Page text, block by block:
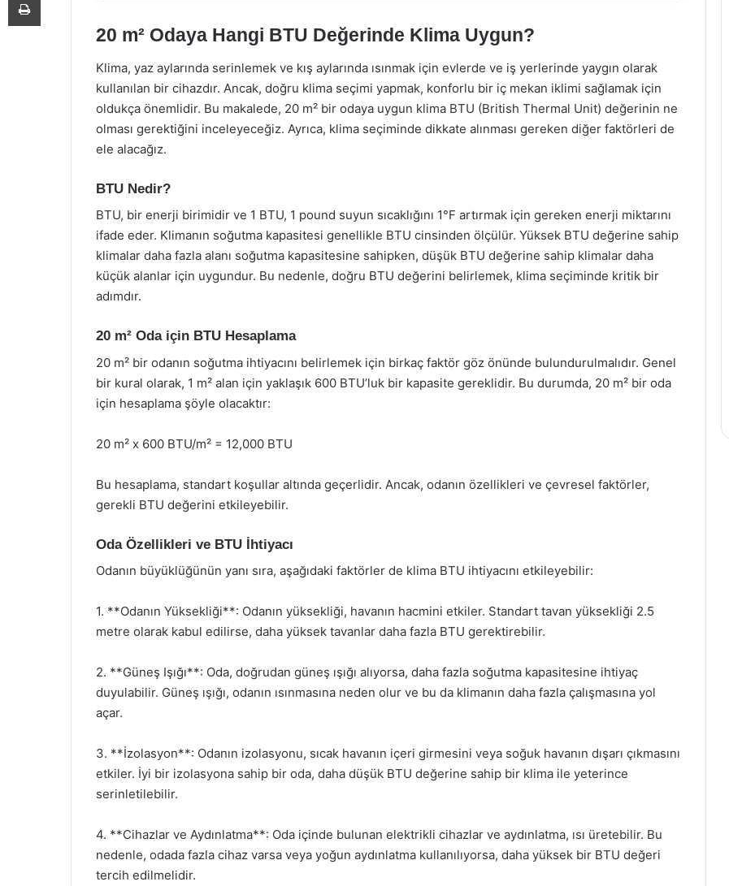
20 m² Odaya Hangi BTU Değerinde Klima Uygun?
Klima, yaz aylarında serinlemek ve kış aylarında ısınmak için evlerde ve iş yerlerinde yaygın olarak
kullanılan bir cihazdır. Ancak, doğru klima seçimi yapmak, konforlu bir iç mekan iklimi sağlamak için
oldukça önemlidir. Bu makalede, 20 m² bir odaya uygun klima BTU (British Thermal Unit) değerinin ne
olması gerektiğini inceleyeceğiz. Ayrıca, klima seçiminde dikkate alınması gereken diğer faktörleri de
ele alacağız.
BTU Nedir?
BTU, bir enerji birimidir ve 1 BTU, 1 pound suyun sıcaklığını 1°F artırmak için gereken enerji miktarını
ifade eder. Klimanın soğutma kapasitesi genellikle BTU cinsinden ölçülür. Yüksek BTU değerine sahip
klimalar daha fazla alanı soğutma kapasitesine sahipken, düşük BTU değerine sahip klimalar daha
küçük alanlar için uygundur. Bu nedenle, doğru BTU değerini belirlemek, klima seçiminde kritik bir
adımdır.
20 m² Oda için BTU Hesaplama
20 m² bir odanın soğutma ihtiyacını belirlemek için birkaç faktör göz önünde bulundurulmalıdır. Genel
bir kural olarak, 1 m² alan için yaklaşık 600 BTU’luk bir kapasite gereklidir. Bu durumda, 20 m² bir oda
için hesaplama şöyle olacaktır:
20 m² x 600 BTU/m² = 12,000 BTU
Bu hesaplama, standart koşullar altında geçerlidir. Ancak, odanın özellikleri ve çevresel faktörler,
gerekli BTU değerini etkileyebilir.
Oda Özellikleri ve BTU İhtiyacı
Odanın büyüklüğünün yanı sıra, aşağıdaki faktörler de klima BTU ihtiyacını etkileyebilir:
1. **Odanın Yüksekliği**: Odanın yüksekliği, havanın hacmini etkiler. Standart tavan yüksekliği 2.5
metre olarak kabul edilirse, daha yüksek tavanlar daha fazla BTU gerektirebilir.
2. **Güneş Işığı**: Oda, doğrudan güneş ışığı alıyorsa, daha fazla soğutma kapasitesine ihtiyaç
duyulabilir. Güneş ışığı, odanın ısınmasına neden olur ve bu da klimanın daha fazla çalışmasına yol
açar.
3. **İzolasyon**: Odanın izolasyonu, sıcak havanın içeri girmesini veya soğuk havanın dışarı çıkmasını
etkiler. İyi bir izolasyona sahip bir oda, daha düşük BTU değerine sahip bir klima ile yeterince
serinletilebilir.
4. **Cihazlar ve Aydınlatma**: Oda içinde bulunan elektrikli cihazlar ve aydınlatma, ısı üretebilir. Bu
nedenle, odada fazla cihaz varsa veya yoğun aydınlatma kullanılıyorsa, daha yüksek bir BTU değeri
tercih edilmelidir.